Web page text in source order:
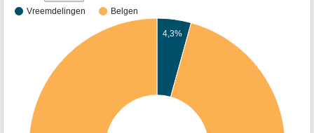
Vreemdelingen Belgen
4,3%